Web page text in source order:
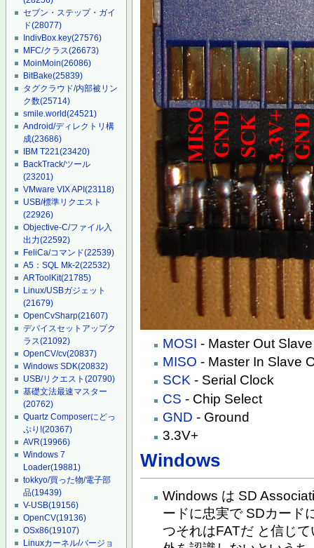
セブン・ステップ・ガイ
ド(28077)
IndivBox.key(27576)
MFC/クラス(26673)
MoinMoin(26086)
BitBake(25839)
タグクラウド/内部被リン
ク数(25714)
smile.world(24521)
Android/ディレクトリ構
成(23686)
IBM T221(23420)
BackTrack/ツール
(23201)
VMware VIX API(23118)
USB/標準リクエスト
(22926)
Objective-C/ファイル入
出力(22592)
FeliCa/コマンド(22539)
A5：SQL Mk-2(22532)
ARToolKit(21785)
Linux/USBガジェット
(21679)
OpenCvSharp(21607)
デバイスセットアップク
ラス(21092)
OpenCV/cv(20837)
Windows SDK(20832)
USB/リクエスト(20790)
基礎文法最速マスター
(20762)
Quartz Composerにどっ
ぷり!(20367)
AVR(19966)
Windows 7
Loader(19881)
tokkyo/買った物/電子部
品(19439)
V-USB(19156)
OpenCV(19136)
OSx86(19107)
Linuxカーネル/バージョ
MOSI - Master Out
MISO - Master In Slave
SCK - Serial Clock
CS - Chip Select
GND - Ground
3.3V+
Windows
Windows は SD
ードに忠実で SDカード
つそれはFATだ と信じ